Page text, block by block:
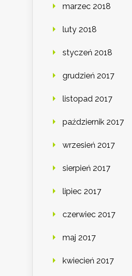
marzec 2018
luty 2018
styczeń 2018
grudzień 2017
listopad 2017
październik 2017
wrzesień 2017
sierpień 2017
lipiec 2017
czerwiec 2017
maj 2017
kwiecień 2017